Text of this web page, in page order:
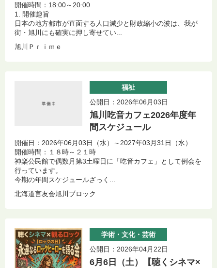
開催時間：18:00～20:00
1. 開催趣旨
日本の地方都市が直面する人口減少と財政縮小の波は、我が
街・旭川にも確実に押し寄せてい...
旭川Ｐｒｉｍｅ
福祉
公開日：2026年06月03日
旭川吃音カフェ2026年度年
間スケジュール
開催日：2026年06月03日（水）～2027年03月31日（水）
開催時間：１８時～２１時
神楽公民館で偶数月第3土曜日に「吃音カフェ」として例会を
行っています。
今期の年間スケジュールざっく...
北海道言友会旭川ブロック
学術・文化・芸術
公開日：2026年04月22日
6月6日（土）【聴くシネマ×